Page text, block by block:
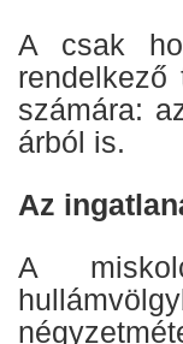
A csak
számára:
árból is.
Az
A